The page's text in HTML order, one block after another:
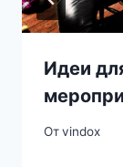
Идеи
Отvindox